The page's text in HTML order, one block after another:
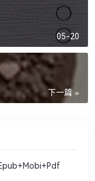
05-20
下一篇 »